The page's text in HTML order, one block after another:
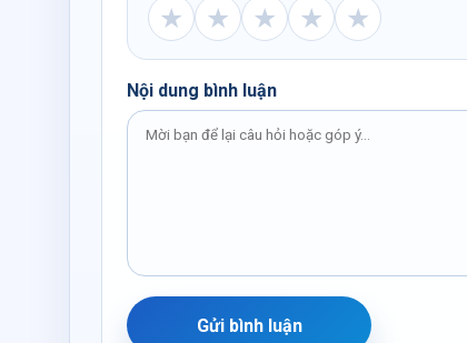
★ ★ ★ ★ ★
Nội dung bình luận
Gửi bình luận